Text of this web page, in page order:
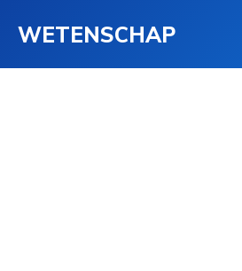
WETENSCHAP